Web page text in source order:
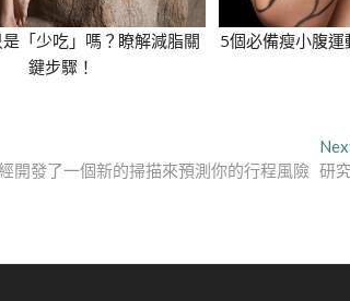
「少吃」嗎？瞭解減脂關
鍵步驟！
5個必備瘦小腹運
開發了一個新的掃描來預測你的行程風險 研